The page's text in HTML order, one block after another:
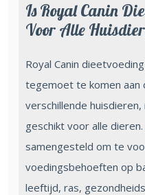
Is Royal Canin
Voor Alle
Royal Canin
tegemoet te komen aan
verschillende
geschikt voor alle
samengesteld om te
voedingsbehoeften op
leeftijd, ras,